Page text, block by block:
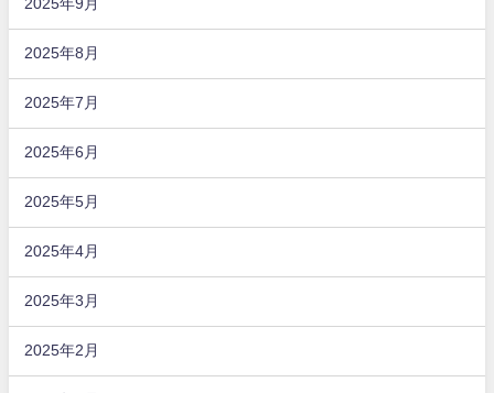
2025年9月
2025年8月
2025年7月
2025年6月
2025年5月
2025年4月
2025年3月
2025年2月